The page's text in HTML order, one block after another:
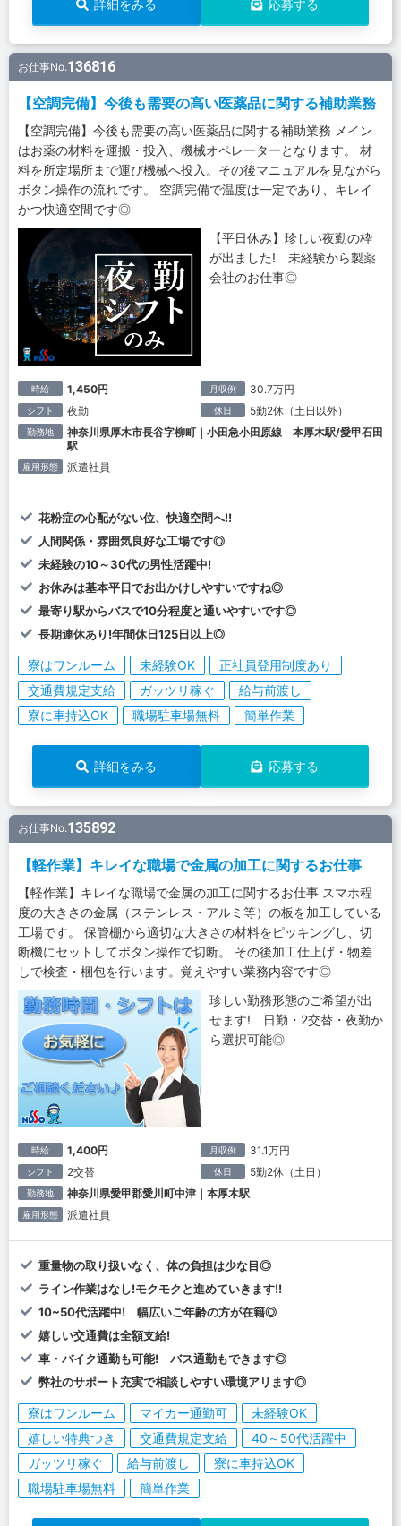
詳細をみる 応募する
お仕事No.136816
【空調完備】今後も需要の高い医薬品に関する補助業務
【空調完備】今後も需要の高い医薬品に関する補助業務 メイン
はお薬の材料を運搬・投入、機械オペレーターとなります。 材
料を所定場所まで運び機械へ投入。その後マニュアルを見ながら
ボタン操作の流れです。 空調完備で温度は一定であり、キレイ
かつ快適空間です◎
【平日休み】珍しい夜勤の枠
が出ました! 未経験から製薬
会社のお仕事◎
時給 1,450円 月収例 30.7万円
シフト 夜勤 休日 5勤2休（土日以外）
勤務地
神奈川県厚木市長谷字柳町｜小田急小田原線 本厚木駅/愛甲石田
駅
雇用形態 派遣社員
花粉症の心配がない位、快適空間へ!!
人間関係・雰囲気良好な工場です◎
未経験の10～30代の男性活躍中!
お休みは基本平日でお出かけしやすいですね◎
最寄り駅からバスで10分程度と通いやすいです◎
長期連休あり!年間休日125日以上◎
寮はワンルーム 未経験OK
正社員登用制度あり
交通費規定支給
ガッツリ稼ぐ
給与前渡し
寮に車持込OK
職場駐車場無料 簡単作業
詳細をみる 応募する
お仕事No.135892
【軽作業】キレイな職場で金属の加工に関するお仕事
【軽作業】キレイな職場で金属の加工に関するお仕事 スマホ程
度の大きさの金属（ステンレス・アルミ等）の板を加工している
工場です。 保管棚から適切な大きさの材料をピッキングし、切
断機にセットしてボタン操作で切断。 その後加工仕上げ・物差
しで検査・梱包を行います。覚えやすい業務内容です◎
珍しい勤務形態のご希望が出
せます! 日勤・2交替・夜勤か
ら選択可能◎
時給 1,400円 月収例 31.1万円
シフト 2交替 休日 5勤2休（土日）
勤務地 神奈川県愛甲郡愛川町中津｜本厚木駅
雇用形態 派遣社員
重量物の取り扱いなく、体の負担は少な目◎
ライン作業はなし!モクモクと進めていきます!!
10~50代活躍中! 幅広いご年齢の方が在籍◎
嬉しい交通費は全額支給!
車・バイク通勤も可能! バス通勤もできます◎
弊社のサポート充実で相談しやすい環境アリます◎
寮はワンルーム マイカー通勤可
未経験OK
嬉しい特典つき
交通費規定支給
40～50代活躍中
ガッツリ稼ぐ
給与前渡し
寮に車持込OK
職場駐車場無料
簡単作業